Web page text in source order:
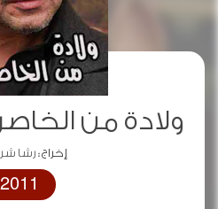
ولادة من
إخراج :رشا
2011